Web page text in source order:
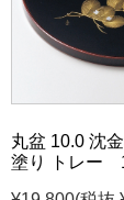
丸盆 10.0 沈
塗り トレー